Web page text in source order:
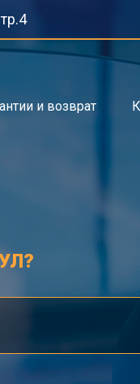
и возврат